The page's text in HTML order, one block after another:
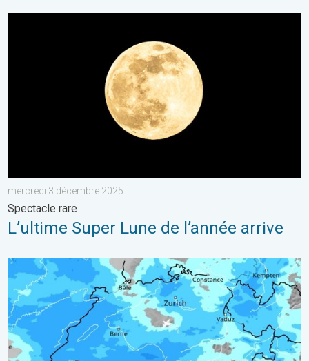
mercredi 3 décembre 2025
Spectacle rare
L’ultime Super Lune de l’année arrive
Une perturbation arrive sur la Suisse. De la pluie au menu. . .